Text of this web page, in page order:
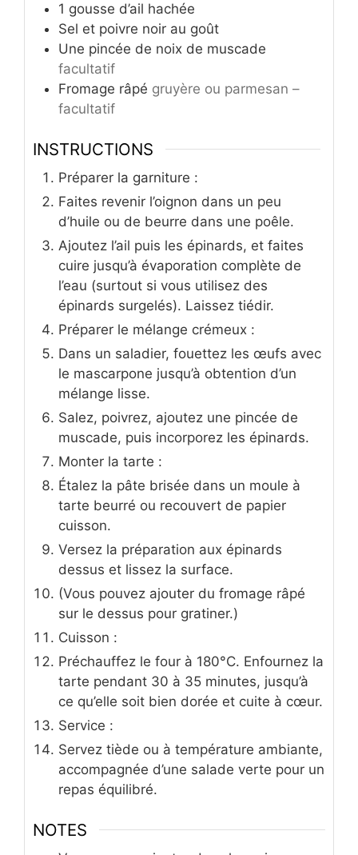
1 gousse d’ail hachée
Sel et poivre noir au goût
Une pincée de noix de muscade
facultatif
Fromage râpé gruyère ou parmesan –
facultatif
INSTRUCTIONS
Préparer la garniture :
Faites revenir l’oignon dans un peu
d’huile ou de beurre dans une poêle.
Ajoutez l’ail puis les épinards, et faites
cuire jusqu’à évaporation complète de
l’eau (surtout si vous utilisez des
épinards surgelés). Laissez tiédir.
Préparer le mélange crémeux :
Dans un saladier, fouettez les œufs avec
le mascarpone jusqu’à obtention d’un
mélange lisse.
Salez, poivrez, ajoutez une pincée de
muscade, puis incorporez les épinards.
Monter la tarte :
Étalez la pâte brisée dans un moule à
tarte beurré ou recouvert de papier
cuisson.
Versez la préparation aux épinards
dessus et lissez la surface.
(Vous pouvez ajouter du fromage râpé
sur le dessus pour gratiner.)
Cuisson :
Préchauffez le four à 180°C. Enfournez la
tarte pendant 30 à 35 minutes, jusqu’à
ce qu’elle soit bien dorée et cuite à cœur.
Service :
Servez tiède ou à température ambiante,
accompagnée d’une salade verte pour un
repas équilibré.
NOTES